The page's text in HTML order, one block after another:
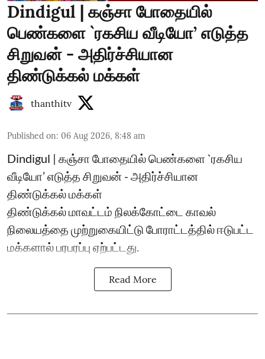
Dindigul | கஞ்சா போதையில்
பெண்களை `ரகசிய வீடியோ’ எடுத்த
சிறுவன் - அதிர்ச்சியான
திண்டுக்கல் மக்கள்
thanthitv
Published on: 06 Aug 2026, 8:48 am
Dindigul | கஞ்சா போதையில் பெண்களை `ரகசிய
வீடியோ’ எடுத்த சிறுவன் - அதிர்ச்சியான
திண்டுக்கல் மக்கள்
திண்டுக்கல் மாவட்டம் நிலக்கோட்டை காவல்
நிலையத்தை முற்றுகையிட்டு போராட்டத்தில் ஈடுபட்ட
மக்களால் பரபரப்பு ஏற்பட்டது.
Read More